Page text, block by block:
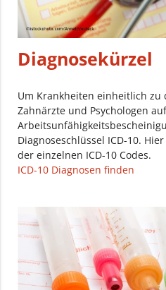
Diagnosekürzel
Um Krankheiten einheitlich
Zahnärzte und Psychologen
Diagnoseschlüssel ICD-10.
der einzelnen ICD-10 Codes.
ICD-10 Diagnosen finden